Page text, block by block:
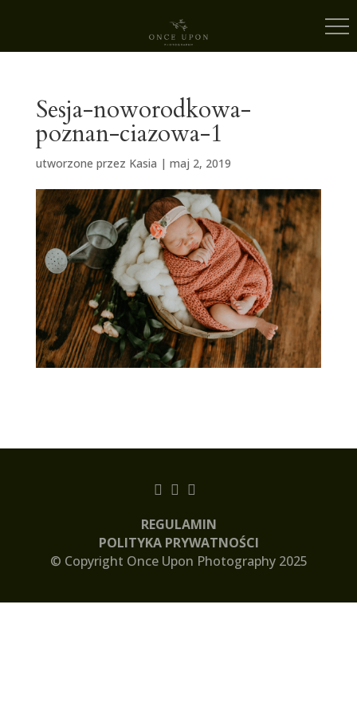
Sesja-noworodkowa-
poznan-ciazowa-1
utworzone przez Kasia | maj 2, 2019
© Copyright Once Upon Photography 2025
REGULAMIN
POLITYKA PRYWATNOŚCI